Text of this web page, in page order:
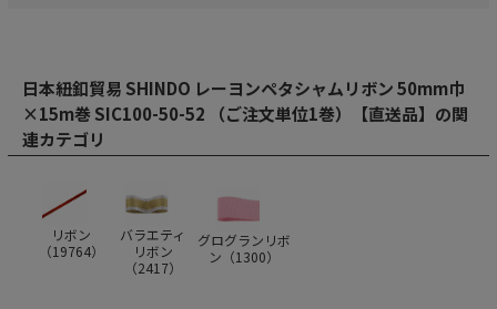
日本紐釦貿易 SHINDO レーヨンペタシャムリボン 50mm巾
×15m巻 SIC100-50-52 （ご注文単位1巻）【直送品】の関
連カテゴリ
リボン
（19764）
バラエティ
リボン
（2417）
グログランリボ
ン（1300）